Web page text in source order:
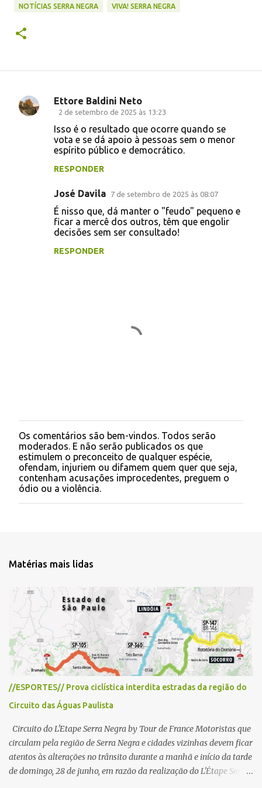
NOTÍCIAS SERRA NEGRA VIVA! SERRA NEGRA
C
Ettore Baldini Neto
2 de setembro de 2025 às 13:23
Isso é o resultado que ocorre quando se
vota e se dá apoio à pessoas sem o menor
espírito público e democrático.
RESPONDER
José Davila 7 de setembro de 2025 às 08:07
É nisso que, dá manter o "feudo" pequeno e
ficar a mercê dos outros, têm que engolir
decisões sem ser consultado!
RESPONDER
P
o
s
t
a
r
u
n
i
o
Os comentários são bem-vindos. Todos serão
moderados. E não serão publicados os que
estimulem o preconceito de qualquer espécie,
ofendam, injuriem ou difamem quem quer que seja,
contenham acusações improcedentes, preguem o
ódio ou a violência.
Matérias mais lidas
//ESPORTES// Prova ciclística interdita estradas da região do
Circuito das Águas Paulista
Circuito do L'Etape Serra Negra by Tour de France Motoristas que
circulam pela região de Serra Negra e cidades vizinhas devem ficar
atentos às alterações no trânsito durante a manhã e início da tarde
de domingo, 28 de junho, em razão da realização do L'Étape Serra